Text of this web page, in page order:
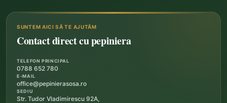
SUNTEM AICI SĂ TE AJUTĂM
Contact direct cu pepiniera
TELEFON PRINCIPAL
0788 652 780
E-MAIL
office@pepinierasosa.ro
SEDIU
Str. Tudor Vladimirescu 92A,